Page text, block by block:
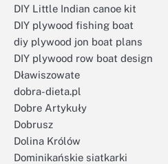
DIY Little Indian canoe kit
DIY plywood fishing boat
diy plywood jon boat plans
DIY plywood row boat design
Dławiszowate
dobra-dieta.pl
Dobre Artykuły
Dobrusz
Dolina Królów
Dominikańskie siatkarki